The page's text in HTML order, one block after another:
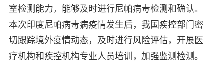
室检测能力，能够及时进行尼帕病毒检测和确认。
本次印度尼帕病毒病疫情发生后，我国疾控部门密
切跟踪境外疫情动态，及时进行风险评估，开展医
疗机构和疾控机构专业人员培训，加强监测检测。